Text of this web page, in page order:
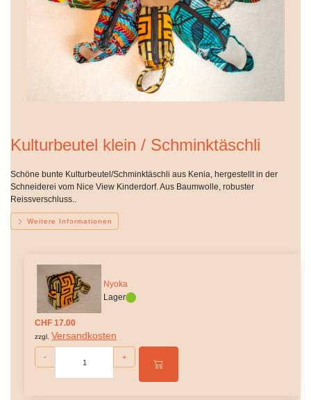
Kulturbeutel klein / Schminktäschli
Schöne bunte Kulturbeutel/Schminktäschli aus Kenia, hergestellt in der
Schneiderei vom Nice View Kinderdorf. Aus Baumwolle, robuster
Reissverschluss..
Weitere Informationen
Nyoka
Lager
CHF 17.00
zzgl. Versandkosten
- +